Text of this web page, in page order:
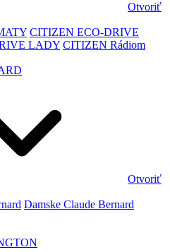
Otvoriť
CITIZEN ECO-DRIVE
LADY CITIZEN Rádiom
Otvoriť
Damske Claude Bernard